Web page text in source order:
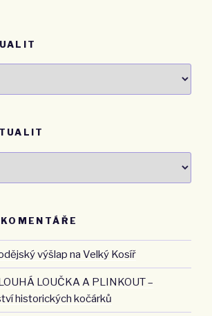
výšlap na Velký Kosíř
LOUČKA A PLINKOUT –
historických kočárků